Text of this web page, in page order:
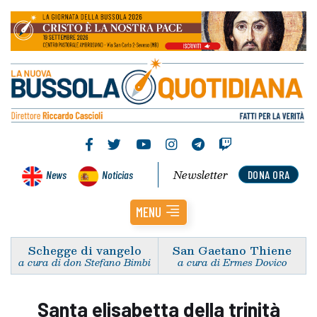
News Noticias DONA ORA
Newsletter
MENU
Schegge di vangelo
a cura di don Stefano Bimbi
San Gaetano Thiene
a cura di Ermes Dovico
Santa elisabetta della trinità